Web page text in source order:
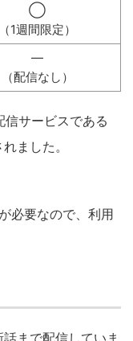
◯
（1週間限定）
―
（配信なし）
信サービスである
ました。
必要なので、利用
まで配信していま